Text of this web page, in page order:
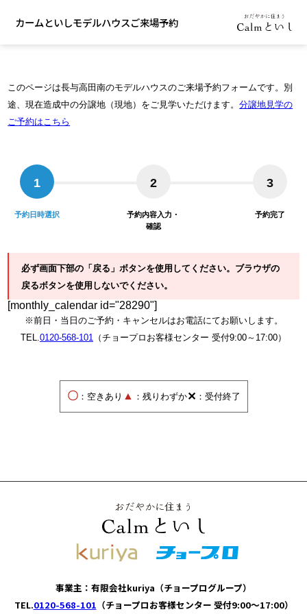
カームといしモデルハウスご来場予約
このページは長与高田南のモデルハウスのご来場予約フォームです。 別
途、現在造成中の分譲地（現地）をご見学いただけます。分譲地見学の
ご予約はこちら
1
予約日時選択
2
予約内容入力・
確認
3
予約完了
必ず画面下部の「戻る」ボタンを使用してください。ブラウザの
戻るボタンを使用しないでください。
[monthly_calendar id="28290"]
※前日・当日のご予約・キャンセルはお電話にてお願いします。
TEL. 0120-568-101 （チョープロお客様センター 受付9:00～17:00）
〇：空きあり ▲ ：残りわずか✕ ：受付終了
事業主：有限会社kuriya（チョープログループ）
TEL.0120-568-101 （チョープロお客様センター 受付9:00～17:00）